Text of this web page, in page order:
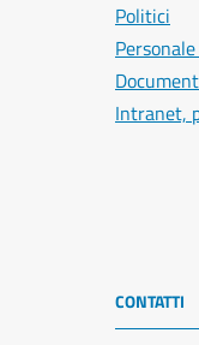
Politici
Intranet,
CONTATTI